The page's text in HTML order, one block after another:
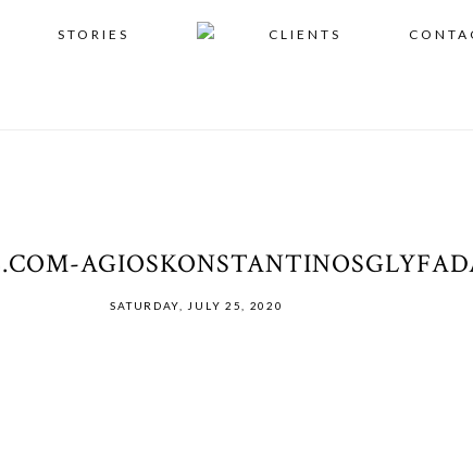
STORIES CLIENTS
SATURDAY, JULY 25, 2020